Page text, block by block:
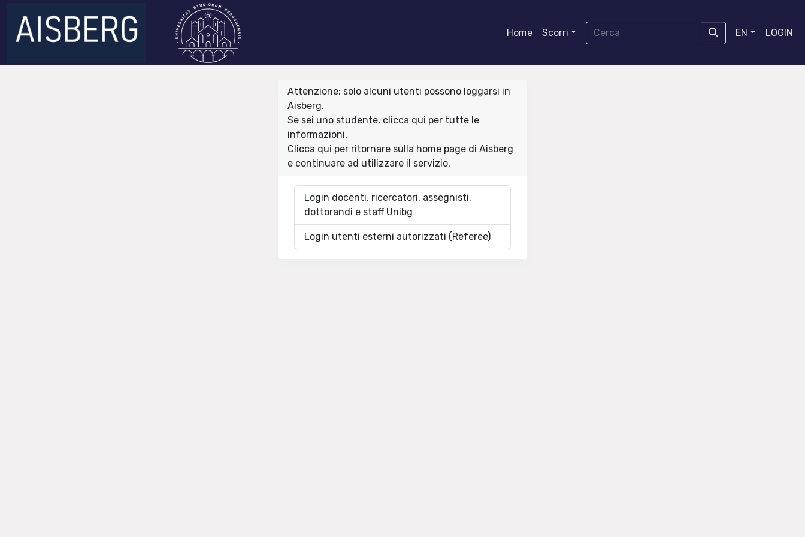
Home Scorri EN LOGIN
Attenzione: solo alcuni utenti possono loggarsi in
Aisberg.
Se sei uno studente, clicca qui per tutte le
informazioni.
Clicca qui per ritornare sulla home page di Aisberg
e continuare ad utilizzare il servizio.
Login docenti, ricercatori, assegnisti,
dottorandi e staff Unibg
Login utenti esterni autorizzati (Referee)